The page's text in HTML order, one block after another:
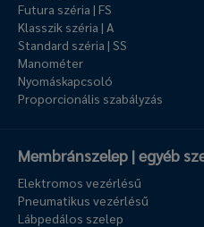
Futura széria | FS
Klasszik széria | A
Standard széria | SS
Manométer
Nyomáskapcsoló
Proporcionális szabályzás
Membránszelep | egyéb
Elektromos vezérlésű
Pneumatikus vezérlésű
Lábpedálos szelep